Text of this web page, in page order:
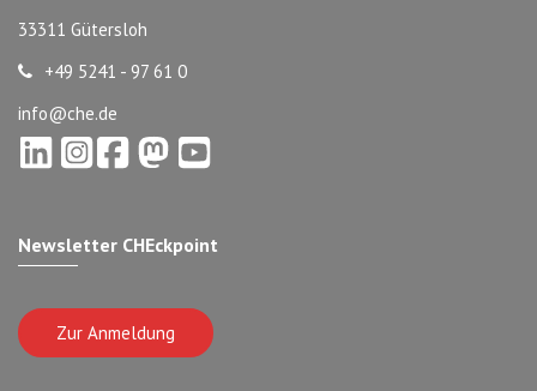
33311 Gütersloh
+49 5241 - 97 61 0
info@che.de
Newsletter CHEckpoint
Zur Anmeldung